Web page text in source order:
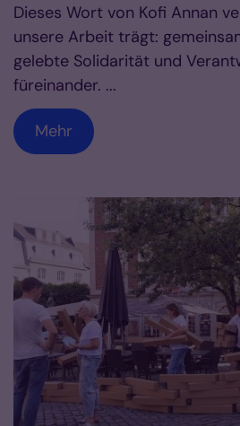
Dieses Wort von Kofi Annan
unsere Arbeit trägt:
gelebte Solidarität und
füreinander. ...
Mehr